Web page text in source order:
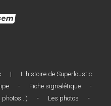
|
L'histoire de Superloustic
- Fiche signalétique
-
- Les photos
-